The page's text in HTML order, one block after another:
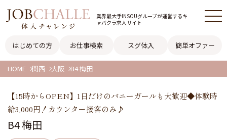
業界最大手INSOUグループが運営するキ
ャバクラ求人サイト
はじめての方 お仕事検索 スグ体入 簡単オファー
HOME 関西 大阪 B4 梅田
【15時からOPEN】1日だけのバニーガールも大歓迎◆体験時
給3,000円！カウンター接客のみ♪
B4 梅田